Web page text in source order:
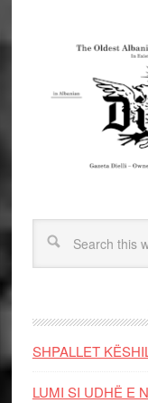
SHPALLET
LUMI SI UDHË E